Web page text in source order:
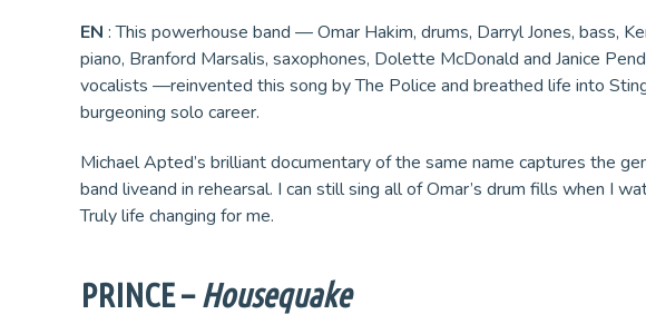
EN : This powerhouse band — Omar Hakim, drums, Darryl Jones, bass,
piano, Branford Marsalis, saxophones, Dolette McDonald and Janice
vocalists —reinvented this song by The Police and breathed life into
burgeoning solo career.
Michael Apted’s brilliant documentary of the same name captures the
band liveand in rehearsal. I can still sing all of Omar’s drum fills when I
Truly life changing for me.
PRINCE –Housequake